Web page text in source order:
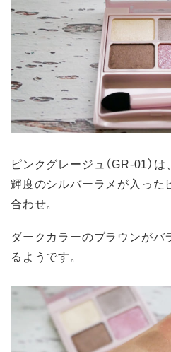
ピンクグレージュ（GR-01）
輝度のシルバーラメが入った
合わせ。
ダークカラーのブラウンがバ
るようです。